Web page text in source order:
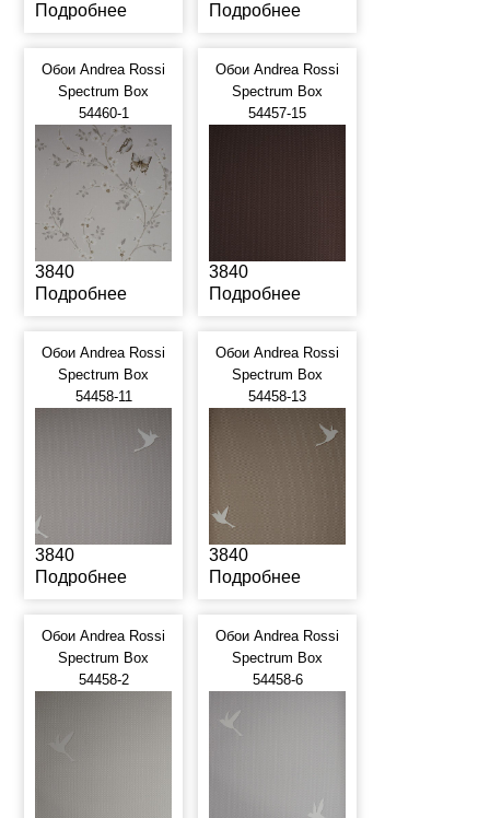
Подробнее
Подробнее
Обои Andrea Rossi
Spectrum Box
54460-1
3840
Подробнее
Обои Andrea Rossi
Spectrum Box
54457-15
3840
Подробнее
Обои Andrea Rossi
Spectrum Box
54458-11
3840
Подробнее
Обои Andrea Rossi
Spectrum Box
54458-13
3840
Подробнее
Обои Andrea Rossi
Spectrum Box
54458-2
Обои Andrea Rossi
Spectrum Box
54458-6